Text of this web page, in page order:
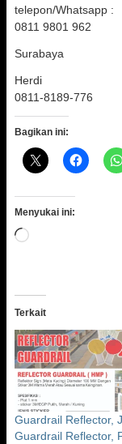
telepon/Whatsapp :
0811 9801 962
Surabaya
Herdi
0811-8189-776
Bagikan ini:
Menyukai ini:
Memuat...
Terkait
Guardrail Reflector,
Guardrail Reflector,